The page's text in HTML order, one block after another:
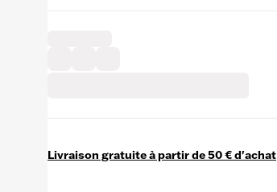
Livraison gratuite à partir de 50 € d'achat